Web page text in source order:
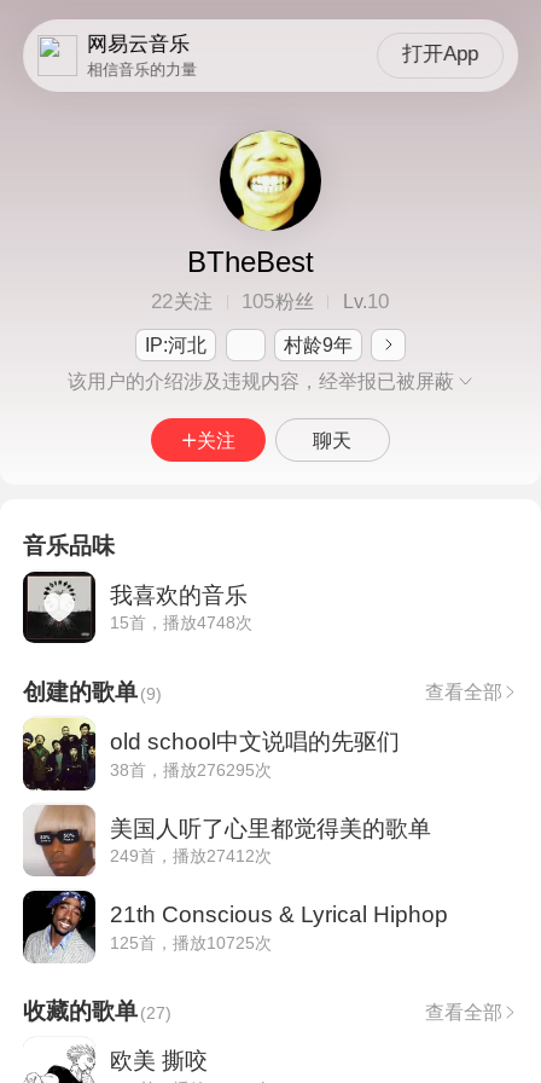
网易云音乐
相信音乐的力量
打开App
BTheBest
22关注 105粉丝 Lv.10
IP:河北
村龄9年
该用户的介绍涉及违规内容，经举报已被屏蔽
关注 聊天
音乐品味
我喜欢的音乐
15首，播放4748次
创建的歌单(9) 查看全部
old school中文说唱的先驱们
38首，播放276295次
美国人听了心里都觉得美的歌单
249首，播放27412次
21th Conscious & Lyrical Hiphop
125首，播放10725次
收藏的歌单(27) 查看全部
欧美 撕咬